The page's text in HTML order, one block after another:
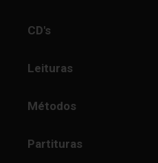
CD's
Leituras
Métodos
Partituras